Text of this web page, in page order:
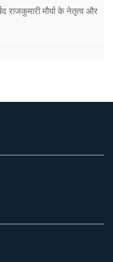
मौर्या के नेतृत्व और